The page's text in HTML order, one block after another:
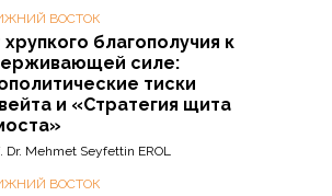
ВОСТОК
хрупкого благополучия к
силе:
тиски
и «Стратегия щита
Dr. Mehmet Seyfettin EROL
ВОСТОК